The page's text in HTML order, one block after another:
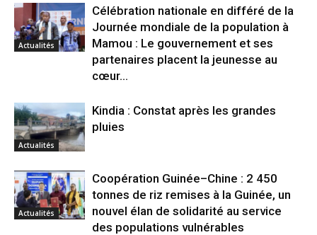
Actualités
Célébration nationale en différé de la
Journée mondiale de la population à
Mamou : Le gouvernement et ses
partenaires placent la jeunesse au
cœur...
Actualités
Kindia : Constat après les grandes
pluies
Actualités
Coopération Guinée–Chine : 2 450
tonnes de riz remises à la Guinée, un
nouvel élan de solidarité au service
des populations vulnérables